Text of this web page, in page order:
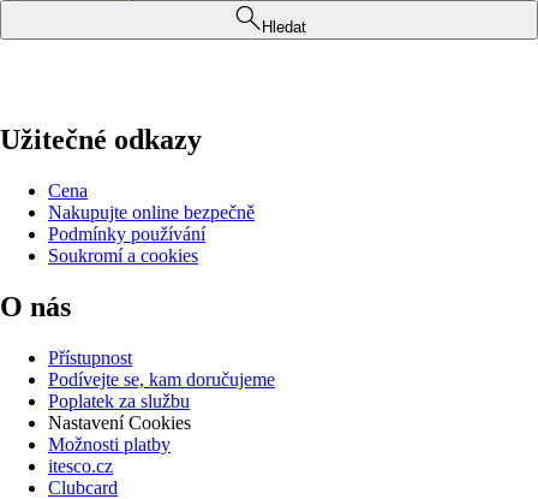
Hledat
Užitečné odkazy
Cena
Nakupujte online bezpečně
Podmínky používání
Soukromí a cookies
O nás
Přístupnost
Podívejte se, kam doručujeme
Poplatek za službu
Nastavení Cookies
Možnosti platby
itesco.cz
Clubcard